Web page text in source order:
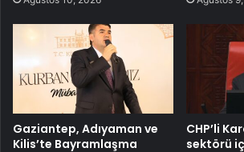
Gaziantep, Adıyaman ve
Kilis’te Bayramlaşma
CHP’li
sektörü